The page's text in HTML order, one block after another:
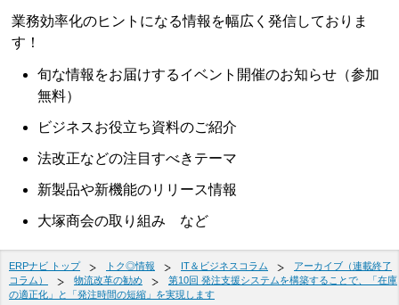
業務効率化のヒントになる情報を幅広く発信しておりま
す！
旬な情報をお届けするイベント開催のお知らせ（参加
無料）
ビジネスお役立ち資料のご紹介
法改正などの注目すべきテーマ
新製品や新機能のリリース情報
大塚商会の取り組み など
ERPナビ トップ トク◎情報 IT＆ビジネスコラム
アーカイブ（連載終了
コラム）
物流改革の勧め
第10回 発注支援システムを構築することで、「在庫
の適正化」と「発注時間の短縮」を実現します